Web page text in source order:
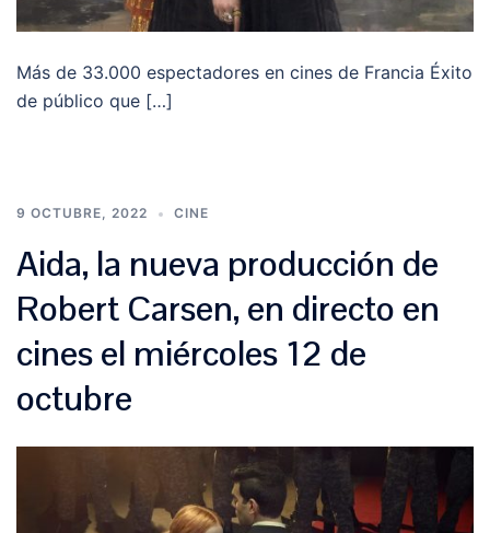
Más de 33.000 espectadores en cines de Francia Éxito
de público que […]
9 OCTUBRE, 2022 CINE
Aida, la nueva producción de
Robert Carsen, en directo en
cines el miércoles 12 de
octubre